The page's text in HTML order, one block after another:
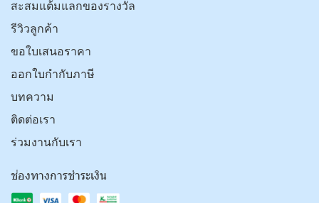
สะสมแต้มแลกของรางวัล
รีวิวลูกค้า
ขอใบเสนอราคา
ออกใบกำกับภาษี
บทความ
ติดต่อเรา
ร่วมงานกับเรา
ช่องทางการชำระเงิน